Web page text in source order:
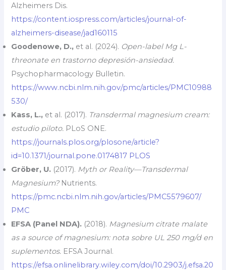
Alzheimers Dis.
https://content.iospress.com/articles/journal-of-
alzheimers-disease/jad160115
Goodenowe, D., et al. (2024). Open-label Mg L-
threonate en trastorno depresión-ansiedad.
Psychopharmacology Bulletin.
https://www.ncbi.nlm.nih.gov/pmc/articles/PMC10988
530/
Kass, L., et al. (2017). Transdermal magnesium cream:
estudio piloto. PLoS ONE.
https://journals.plos.org/plosone/article?
id=10.1371/journal.pone.0174817 PLOS
Gröber, U. (2017). Myth or Reality—Transdermal
Magnesium?Nutrients.
https://pmc.ncbi.nlm.nih.gov/articles/PMC5579607/
PMC
EFSA (Panel NDA). (2018). Magnesium citrate malate
as a source of magnesium: nota sobre UL 250 mg/d en
suplementos. EFSA Journal.
https://efsa.onlinelibrary.wiley.com/doi/10.2903/j.efsa.20